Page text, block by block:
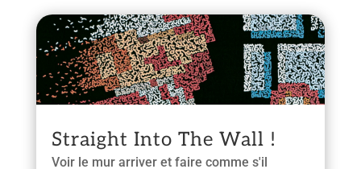
Straight Into The Wall !
Voir le mur arriver et faire comme s'il